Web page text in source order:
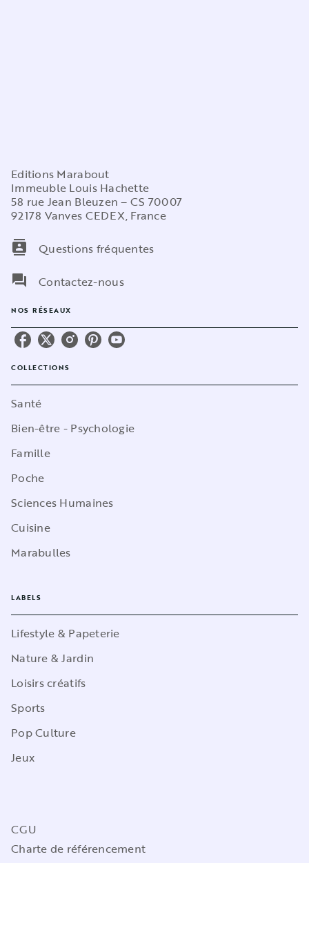
Editions Marabout
Immeuble Louis Hachette
58 rue Jean Bleuzen – CS 70007
92178 Vanves CEDEX, France
contacts
Questions fréquentes
question_answer
Contactez-nous
NOS RÉSEAUX
COLLECTIONS
Santé
Bien-être - Psychologie
Famille
Poche
Sciences Humaines
Cuisine
Marabulles
LABELS
Lifestyle & Papeterie
Nature & Jardin
Loisirs créatifs
Sports
Pop Culture
Jeux
CGU
Charte de référencement